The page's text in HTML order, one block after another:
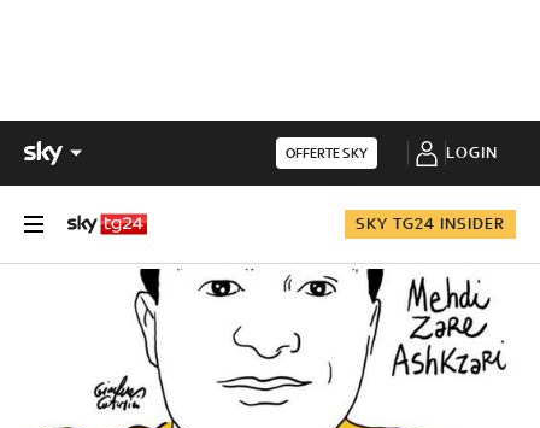
OFFERTE SKY LOGIN
SKY TG24 INSIDER